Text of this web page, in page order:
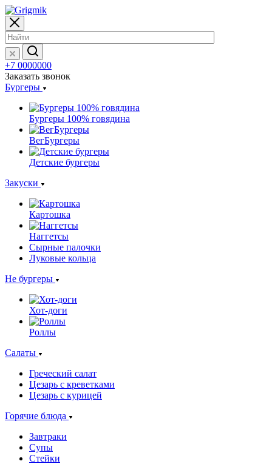
+7 0000000
Заказать звонок
Бургеры
Бургеры 100% говядина
ВегБургеры
Детские бургеры
Закуски
Картошка
Наггетсы
Сырные палочки
Луковые кольца
Не бургеры
Хот-доги
Роллы
Салаты
Греческий салат
Цезарь с креветками
Цезарь с курицей
Горячие блюда
Завтраки
Супы
Стейки